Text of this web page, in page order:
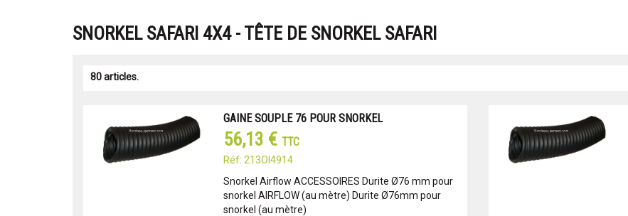
SNORKEL SAFARI 4X4 - TÊTE DE SNORKEL SAFARI
80 articles.
GAINE SOUPLE 76 POUR SNORKEL
56,13 € TTC
Réf: 213OI4914
Snorkel Airflow ACCESSOIRES Durite Ø76 mm pour
snorkel AIRFLOW (au mètre) Durite Ø76mm pour
snorkel (au mètre)